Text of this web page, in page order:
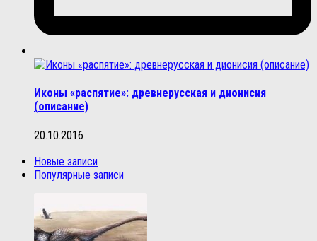
Иконы «распятие»: древнерусская и дионисия
(описание)
20.10.2016
Новые записи
Популярные записи